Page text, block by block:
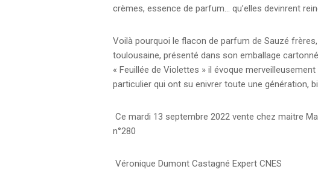
crèmes, essence de parfum… qu’elles devinrent
Voilà pourquoi le flacon de parfum de Sauzé
toulousaine, présenté dans son emballage
« Feuillée de Violettes » il évoque
particulier qui ont su enivrer toute une génération,
Ce mardi 13 septembre 2022 vente chez maitre
n°280
Véronique Dumont Castagné Expert CNES